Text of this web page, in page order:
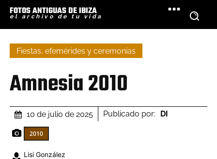
FOTOS ANTIGUAS DE IBIZA
el archivo de tu vida
Fiestas, efemérides y ceremonias
Amnesia 2010
10 de julio de 2025 Publicado por: DI
2010
Lisi González